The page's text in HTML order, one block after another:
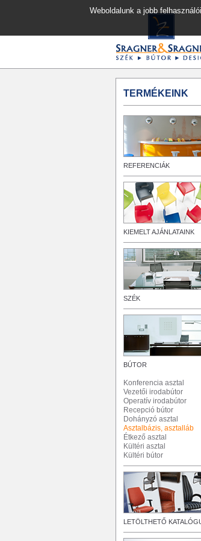
TERMÉKEINK
REFERENCIÁK
KIEMELT AJÁNLATAINK
SZÉK
BÚTOR
Konferencia asztal
Vezetői irodabútor
Operatív irodabútor
Recepció bútor
Dohányzó asztal
Asztalbázis, asztalláb
Étkező asztal
Kültéri asztal
Kültéri bútor
LETÖLTHETŐ
Weboldalunk a jobb